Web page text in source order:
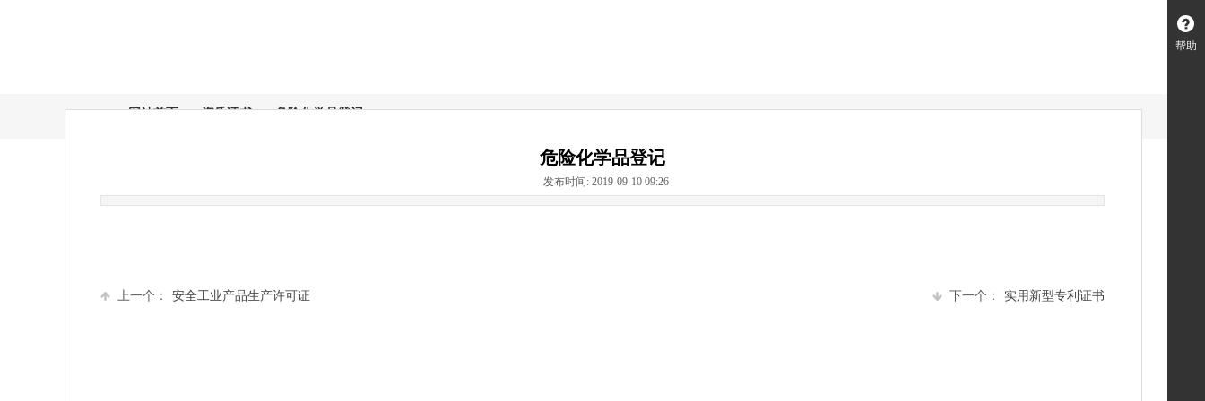
网站首页 ⊙ 资质证书 ⊙ 危险化学品登记
危险化学品登记
发布时间: 2019-09-10 09:26
上一个： 安全工业产品生产许可证 下一个： 实用新型专利证书
帮助